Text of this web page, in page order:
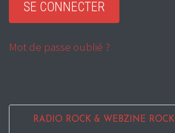
Mot de passe oublié ?
RADIO ROCK & WEBZINE ROCK